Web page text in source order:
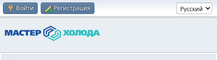
Войти Регистрация